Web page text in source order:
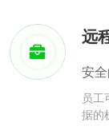
远
安
员工
据的